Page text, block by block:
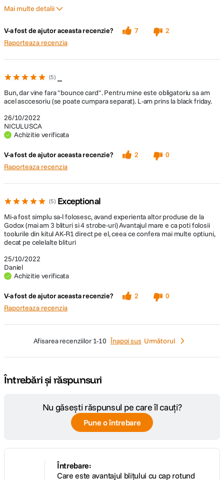
Mai multe detalii
Lumina ok
Patina fragila, rupta in doar cateva utilizari
V-a fost de ajutor aceasta recenzie? 7
2
Raporteaza recenzia
5
26/10/2022
NICULUSCA
Achizitie verificata
Bun, dar vine fara "bounce card". Pentru mine este obligatoriu sa am
acel asccesoriu (se poate cumpara separat). L-am prins la black friday.
V-a fost de ajutor aceasta recenzie? 2
0
Raporteaza recenzia
5 Exceptional
25/10/2022
Daniel
Achizitie verificata
Mi-a fost simplu sa-l folosesc, avand experienta altor produse de la
Godox (mai am 3 blituri si 4 strobe-uri) Avantajul mare e ca poti folosii
toolurile din kitul AK-R1 direct pe el, ceea ce confera mai multe optiuni,
decat pe celelalte blituri
V-a fost de ajutor aceasta recenzie? 2
0
Raporteaza recenzia
afisarea recenziilor 1-10 Înapoi sus Următorul
Întrebări și răspunsuri
Nu găsești răspunsul pe care îl cauți?
Pune o întrebare
Întrebare:
Care este avantajul blițului cu cap rotund